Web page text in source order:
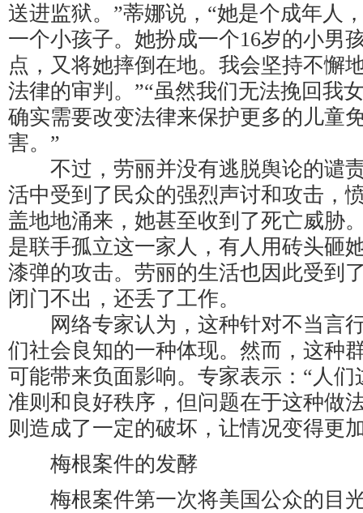
送进监狱。”蒂娜说，“她是个成年人
一个小孩子。她扮成一个16岁的小男
点，又将她摔倒在地。我会坚持不懈
法律的审判。”“虽然我们无法挽回我
确实需要改变法律来保护更多的儿童
害。”
不过，劳丽并没有逃脱舆论的谴
活中受到了民众的强烈声讨和攻击，
盖地地涌来，她甚至收到了死亡威胁
是联手孤立这一家人，有人用砖头砸
漆弹的攻击。劳丽的生活也因此受到
闭门不出，还丢了工作。
网络专家认为，这种针对不当言
们社会良知的一种体现。然而，这种
可能带来负面影响。专家表示：“人
准则和良好秩序，但问题在于这种做
则造成了一定的破坏，让情况变得更
梅根案件的发酵
梅根案件第一次将美国公众的目